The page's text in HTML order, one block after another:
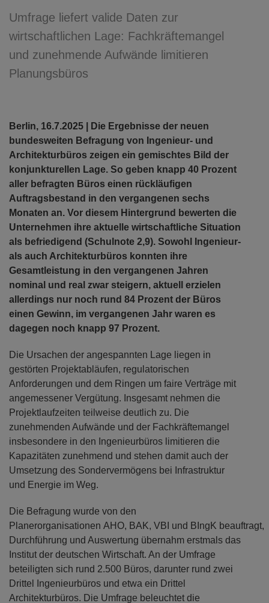
Umfrage liefert valide Daten zur
wirtschaftlichen Lage: Fachkräftemangel
und zunehmende Aufwände limitieren
Planungsbüros
Berlin, 16.7.2025 | Die Ergebnisse der neuen
bundesweiten Befragung von Ingenieur- und
Architekturbüros zeigen ein gemischtes Bild der
konjunkturellen Lage. So geben knapp 40 Prozent
aller befragten Büros einen rückläufigen
Auftragsbestand in den vergangenen sechs
Monaten an. Vor diesem Hintergrund bewerten die
Unternehmen ihre aktuelle wirtschaftliche Situation
als befriedigend (Schulnote 2,9). Sowohl Ingenieur-
als auch Architekturbüros konnten ihre
Gesamtleistung in den vergangenen Jahren
nominal und real zwar steigern, aktuell erzielen
allerdings nur noch rund 84 Prozent der Büros
einen Gewinn, im vergangenen Jahr waren es
dagegen noch knapp 97 Prozent.
Die Ursachen der angespannten Lage liegen in
gestörten Projektabläufen, regulatorischen
Anforderungen und dem Ringen um faire Verträge mit
angemessener Vergütung. Insgesamt nehmen die
Projektlaufzeiten teilweise deutlich zu. Die
zunehmenden Aufwände und der Fachkräftemangel
insbesondere in den Ingenieurbüros limitieren die
Kapazitäten zunehmend und stehen damit auch der
Umsetzung des Sondervermögens bei Infrastruktur
und Energie im Weg.
Die Befragung wurde von den
Planerorganisationen AHO, BAK, VBI und BIngK beauftragt,
Durchführung und Auswertung übernahm erstmals das
Institut der deutschen Wirtschaft. An der Umfrage
beteiligten sich rund 2.500 Büros, darunter rund zwei
Drittel Ingenieurbüros und etwa ein Drittel
Architekturbüros. Die Umfrage beleuchtet die